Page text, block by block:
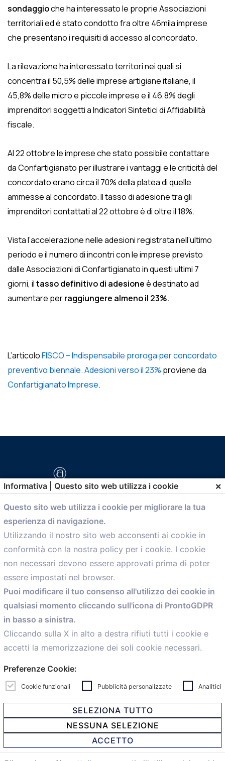
sondaggioche ha interessato le proprie Associazioni
territoriali ed è stato condotto fra oltre 46mila imprese
che presentano i requisiti di accesso al concordato.
La rilevazione ha interessato territori nei quali si
concentra il 50,5% delle imprese artigiane italiane, il
45,8% delle micro e piccole imprese e il 46,8% degli
imprenditori soggetti a Indicatori Sintetici di Affidabilità
fiscale.
Al 22 ottobre le imprese che stato possibile contattare
da Confartigianato per illustrare i vantaggi e le criticità del
concordato erano circa il 70% della platea di quelle
ammesse al concordato. Il tasso di adesione tra gli
imprenditori contattati al 22 ottobre è di oltre il 18%.
Vista l’accelerazione nelle adesioni registrata nell’ultimo
periodo e il numero di incontri con le imprese previsto
dalle Associazioni di Confartigianato in questi ultimi 7
giorni, iltasso definitivo di adesioneè destinato ad
aumentare perraggiungere almeno il 23%.
L’articoloFISCO – Indispensabile proroga per concordato
preventivo biennale. Adesioni verso il 23% proviene da
Confartigianato Imprese.
comunicazione@confartigianato.bo.it
Menù
Home
Servizi
Convenzioni
Voce delle Nostre aziende
Informazioni Ex L. 124/2017
News
personalCaf
© 2021 Confartigianato Imprese Mandamento Bologna -
Via Papini, 18 - 40128 Bologna - Italy
Informativa | Questo sito web utilizza i cookie ×
Questo sito web utilizza i cookie per migliorare la tua
esperienza di navigazione.
Utilizzando il nostro sito web acconsenti ai cookie in
conformità con la nostra policy per i cookie. I cookie
non necessari devono essere approvati prima di poter
essere impostati nel browser.
Puoi modificare il tuo consenso all'utilizzo dei cookie in
qualsiasi momento cliccando sull'icona di ProntoGDPR
in basso a sinistra.
Cliccando sulla X in alto a destra rifiuti tutti i cookie e
accetti la memorizzazione dei soli cookie necessari.
Preferenze Cookie:
Cookie funzionali Pubblicità personalizzate Analitici
SELEZIONA TUTTO
NESSUNA SELEZIONE
ACCETTO